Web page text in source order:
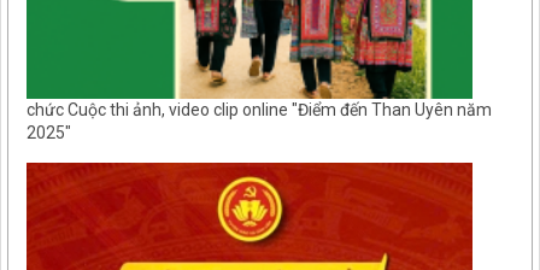
chức Cuộc thi ảnh, video clip online "Điểm đến Than Uyên năm
2025"